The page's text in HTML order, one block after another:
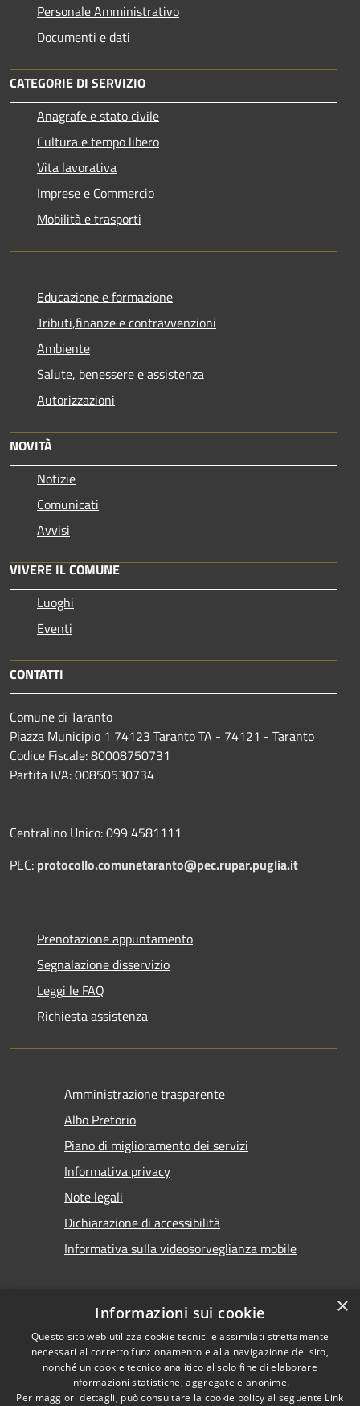
Personale Amministrativo
Documenti e dati
CATEGORIE DI SERVIZIO
Anagrafe e stato civile
Cultura e tempo libero
Vita lavorativa
Imprese e Commercio
Mobilità e trasporti
Educazione e formazione
Tributi,finanze e contravvenzioni
Ambiente
Salute, benessere e assistenza
Autorizzazioni
NOVITÀ
Notizie
Comunicati
Avvisi
VIVERE IL COMUNE
Luoghi
Eventi
CONTATTI
Comune di Taranto
Piazza Municipio 1 74123 Taranto TA - 74121 - Taranto
Codice Fiscale: 80008750731
Partita IVA: 00850530734
Centralino Unico: 099 4581111
PEC: protocollo.comunetaranto@pec.rupar.puglia.it
Prenotazione appuntamento
Segnalazione disservizio
Leggi le FAQ
Richiesta assistenza
Amministrazione trasparente
Albo Pretorio
Piano di miglioramento dei servizi
Informativa privacy
Note legali
Dichiarazione di accessibilità
Informativa sulla videosorveglianza mobile
RSS
Accessibilità
Copyright © 2026 • Comune di
Taranto • Powered by
Municipium•Accesso
×
Informazioni sui cookie
Questo sito web utilizza cookie tecnici e assimilati strettamente
necessari al corretto funzionamento e alla navigazione del sito,
nonché un cookie tecnico analitico al solo fine di elaborare
informazioni statistiche, aggregate e anonime.
Per maggiori dettagli, può consultare la cookie policy al seguente Link